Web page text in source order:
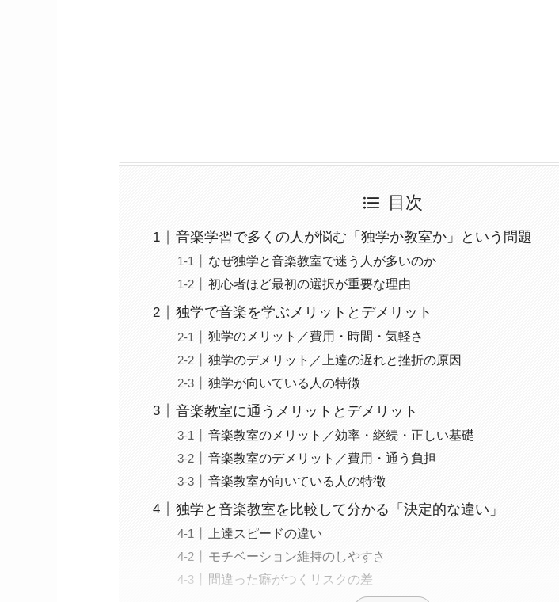
目次
音楽学習で多くの人が悩む「独学か教室か」という問題
なぜ独学と音楽教室で迷う人が多いのか
初心者ほど最初の選択が重要な理由
独学で音楽を学ぶメリットとデメリット
独学のメリット／費用・時間・気軽さ
独学のデメリット／上達の遅れと挫折の原因
独学が向いている人の特徴
音楽教室に通うメリットとデメリット
音楽教室のメリット／効率・継続・正しい基礎
音楽教室のデメリット／費用・通う負担
音楽教室が向いている人の特徴
独学と音楽教室を比較して分かる「決定的な違い」
上達スピードの違い
モチベーション維持のしやすさ
間違った癖がつくリスクの差